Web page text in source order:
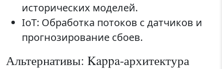
исторических моделей.
IoT: Обработка потоков с датчиков и
прогнозирование сбоев.
Альтернативы: Kappa-архитектура